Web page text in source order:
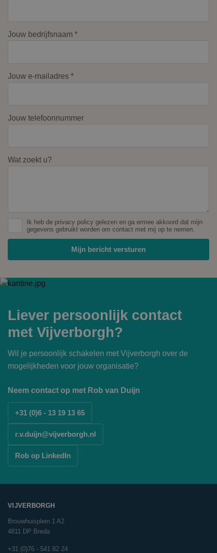
Jouw bedrijfsnaam *
Jouw e-mailadres *
Jouw telefoonnummer
Wat zoekt u?
Ik heb de privacy policy gelezen en ga ermee akkoord dat mijn
gegevens gebruikt worden om contact met mij op te nemen.
Liever persoonlijk contact
met Vijverborgh?
Wil je persoonlijk schakelen met Vijverborgh over de
mogelijkheden voor jouw organisatie?
Neem contact op met Rob van Duijn
+31 (0)6 - 13 19 13 65
r.v.duijn@vijverborgh.nl
Rob op LinkedIn
VIJVERBORGH
Brouwhuisplein 1 A2
4811 DP Breda
+31 (0)76 - 541 82 24